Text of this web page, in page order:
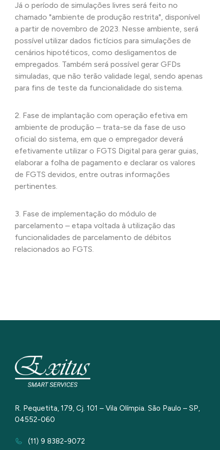
Já o período de simulações livres será feito no
chamado "ambiente de produção restrita", disponível
a partir de novembro de 2023. Nesse ambiente, será
possível utilizar dados fictícios para simulações de
cenários hipotéticos, como desligamentos de
empregados. Também será possível gerar GFDs
simuladas, que não terão validade legal, sendo apenas
para fins de teste da funcionalidade do sistema.
2. Fase de implantação com operação efetiva em
ambiente de produção – trata-se da fase de uso
oficial do sistema, em que o empregador deverá
efetivamente utilizar o FGTS Digital para gerar guias,
elaborar a folha de pagamento e declarar os valores
de FGTS devidos, entre outras informações
pertinentes.
3. Fase de implementação do módulo de
parcelamento – etapa voltada à utilização das
funcionalidades de parcelamento de débitos
relacionados ao FGTS.
R. Pequetita, 179, Cj. 101 – Vila Olímpia. São Paulo – SP,
04552-060
(11) 9 8382-9072